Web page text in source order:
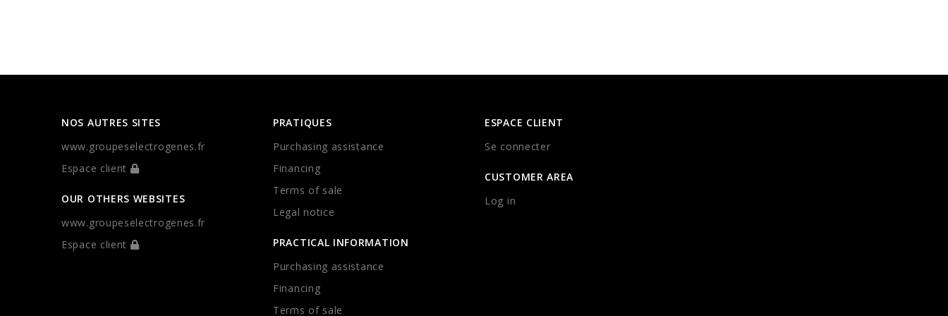
NOS AUTRES SITES
www.groupeselectrogenes.fr
Espace client
OUR OTHERS WEBSITES
www.groupeselectrogenes.fr
Espace client
PRATIQUES
Purchasing assistance
Financing
Terms of sale
Legal notice
PRACTICAL INFORMATION
Purchasing assistance
Financing
Terms of sale
ESPACE CLIENT
Se connecter
CUSTOMER AREA
Log in